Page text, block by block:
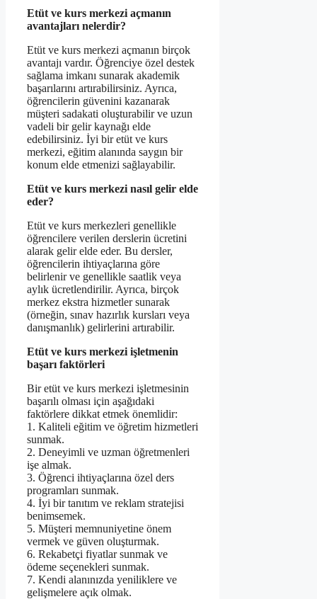
Etüt ve kurs merkezi açmanın
avantajları nelerdir?
Etüt ve kurs merkezi açmanın birçok
avantajı vardır. Öğrenciye özel destek
sağlama imkanı sunarak akademik
başarılarını artırabilirsiniz. Ayrıca,
öğrencilerin güvenini kazanarak
müşteri sadakati oluşturabilir ve uzun
vadeli bir gelir kaynağı elde
edebilirsiniz. İyi bir etüt ve kurs
merkezi, eğitim alanında saygın bir
konum elde etmenizi sağlayabilir.
Etüt ve kurs merkezi nasıl gelir elde
eder?
Etüt ve kurs merkezleri genellikle
öğrencilere verilen derslerin ücretini
alarak gelir elde eder. Bu dersler,
öğrencilerin ihtiyaçlarına göre
belirlenir ve genellikle saatlik veya
aylık ücretlendirilir. Ayrıca, birçok
merkez ekstra hizmetler sunarak
(örneğin, sınav hazırlık kursları veya
danışmanlık) gelirlerini artırabilir.
Etüt ve kurs merkezi işletmenin
başarı faktörleri
Bir etüt ve kurs merkezi işletmesinin
başarılı olması için aşağıdaki
faktörlere dikkat etmek önemlidir:
1. Kaliteli eğitim ve öğretim hizmetleri
sunmak.
2. Deneyimli ve uzman öğretmenleri
işe almak.
3. Öğrenci ihtiyaçlarına özel ders
programları sunmak.
4. İyi bir tanıtım ve reklam stratejisi
benimsemek.
5. Müşteri memnuniyetine önem
vermek ve güven oluşturmak.
6. Rekabetçi fiyatlar sunmak ve
ödeme seçenekleri sunmak.
7. Kendi alanınızda yeniliklere ve
gelişmelere açık olmak.